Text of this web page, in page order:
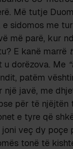
Më tutje
sidomos me
më parë, kur
E kanë marrë
u dorëzova. Me
patëm
një javë, me
për të njëjtën
e tyre që
joni veç dy
tonë të